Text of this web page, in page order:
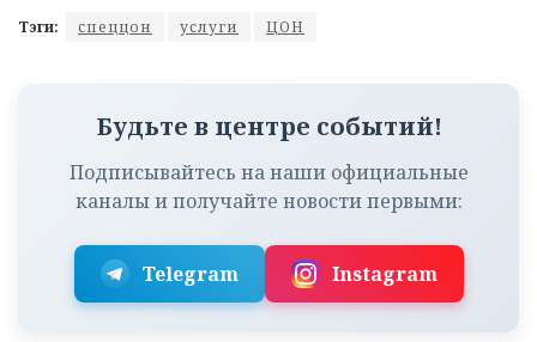
Тэги: спеццон услуги ЦОН
Будьте в центре событий!
Подписывайтесь на наши официальные
каналы и получайте новости первыми:
Telegram Instagram